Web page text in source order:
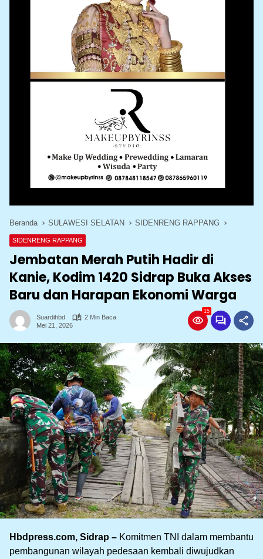
Beranda SULAWESI SELATAN SIDENRENG RAPPANG
SIDENRENG RAPPANG
Jembatan Merah Putih Hadir di
Kanie, Kodim 1420 Sidrap Buka Akses
Baru dan Harapan Ekonomi Warga
Suardihbd
2 Min Baca
Mei 21, 2026
15
Hbdpress.com, Sidrap – Komitmen TNI dalam membantu
pembangunan wilayah pedesaan kembali diwujudkan